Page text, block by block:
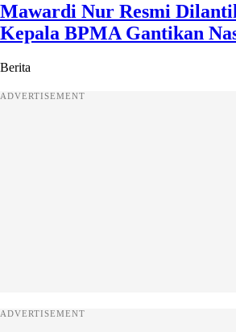
Mawardi Nur Resmi
Kepala BPMA Gantikan
Berita
ADVERTISEMENT
ADVERTISEMENT